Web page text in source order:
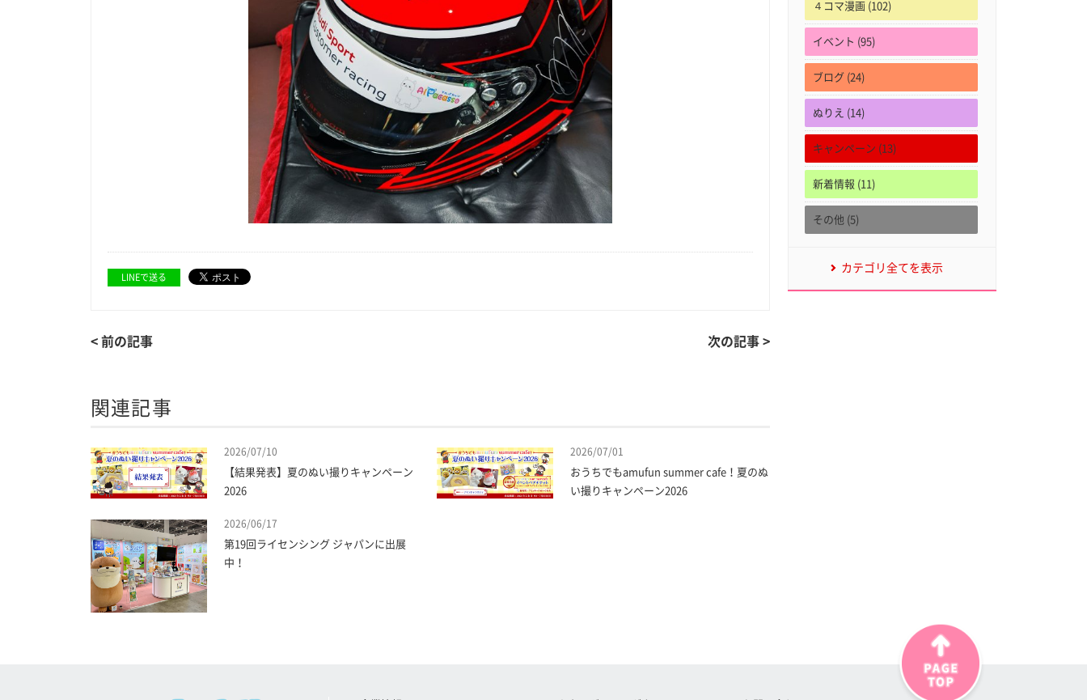
LINEで送る
< 前の記事 次の記事 >
関連記事
2026/07/10
【結果発表】夏のぬい撮りキャンペーン
2026
2026/07/01
おうちでもamufun summer cafe！夏のぬ
い撮りキャンペーン2026
2026/06/17
第19回ライセンシング ジャパンに出展
中！
４コマ漫画 (102)
イベント (95)
ブログ (24)
ぬりえ (14)
キャンペーン (13)
新着情報 (11)
その他 (5)
カテゴリ全てを表示